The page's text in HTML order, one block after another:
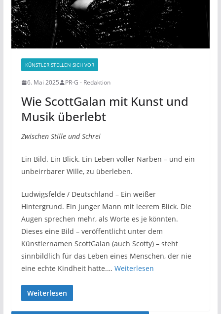
KÜNSTLER STELLEN SICH VOR
6. Mai 2025 PR-G - Redaktion
Wie ScottGalan mit Kunst und
Musik überlebt
Zwischen Stille und Schrei
Ein Bild. Ein Blick. Ein Leben voller Narben – und ein
unbeirrbarer Wille, zu überleben.
Ludwigsfelde / Deutschland – Ein weißer
Hintergrund. Ein junger Mann mit leerem Blick. Die
Augen sprechen mehr, als Worte es je könnten.
Dieses eine Bild – veröffentlicht unter dem
Künstlernamen ScottGalan (auch Scotty) – steht
sinnbildlich für das Leben eines Menschen, der nie
eine echte Kindheit hatte.… Weiterlesen
Weiterlesen